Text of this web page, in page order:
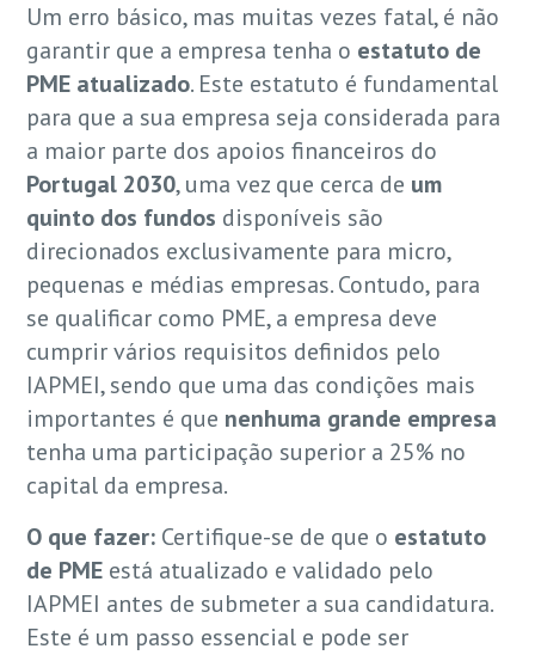
Um erro básico, mas muitas vezes fatal, é não
garantir que a empresa tenha o estatuto de
PME atualizado. Este estatuto é fundamental
para que a sua empresa seja considerada para
a maior parte dos apoios financeiros do
Portugal 2030, uma vez que cerca de um
quinto dos fundos disponíveis são
direcionados exclusivamente para micro,
pequenas e médias empresas. Contudo, para
se qualificar como PME, a empresa deve
cumprir vários requisitos definidos pelo
IAPMEI, sendo que uma das condições mais
importantes é que nenhuma grande empresa
tenha uma participação superior a 25% no
capital da empresa.
O que fazer: Certifique-se de que o estatuto
de PME está atualizado e validado pelo
IAPMEI antes de submeter a sua candidatura.
Este é um passo essencial e pode ser